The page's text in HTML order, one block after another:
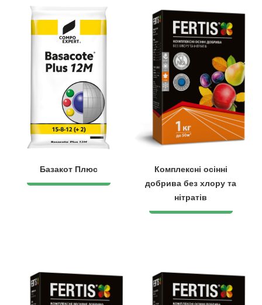
Базакот Плюс
Комплексні осінні
добрива без хлору та
нітратів